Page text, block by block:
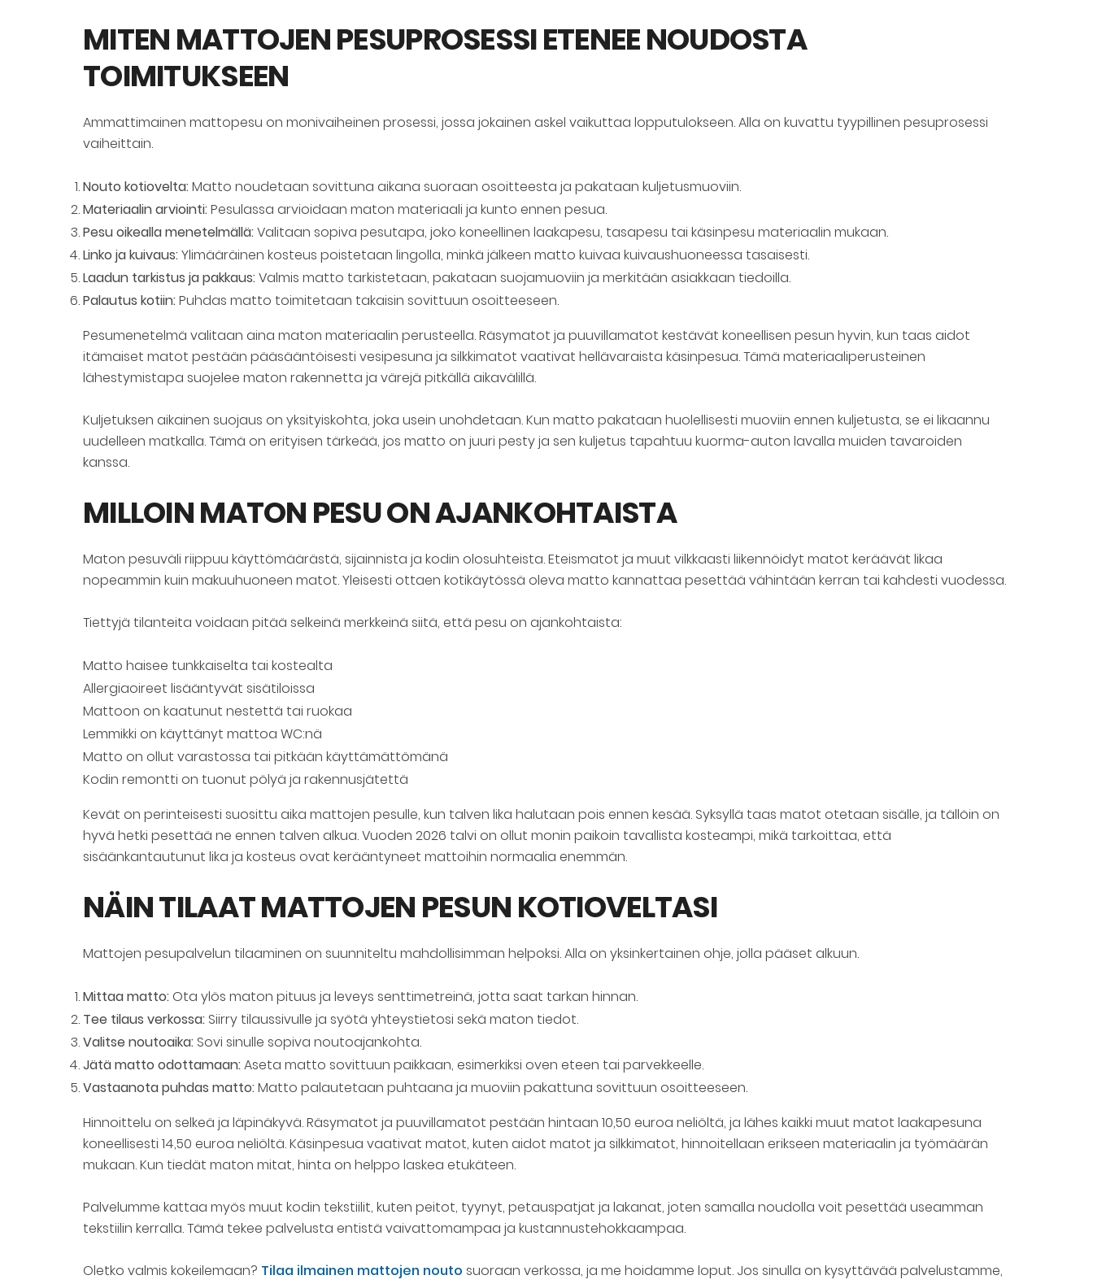
MITEN MATTOJEN PESUPROSESSI ETENEE NOUDOSTA
TOIMITUKSEEN
Ammattimainen mattopesu on monivaiheinen prosessi, jossa jokainen askel vaikuttaa lopputulokseen. Alla on kuvattu tyypillinen pesuprosessi
vaiheittain.
Nouto kotiovelta:Matto noudetaan sovittuna aikana suoraan osoitteesta ja pakataan kuljetusmuoviin.
Materiaalin arviointi:Pesulassa arvioidaan maton materiaali ja kunto ennen pesua.
Pesu oikealla menetelmällä:Valitaan sopiva pesutapa, joko koneellinen laakapesu, tasapesu tai käsinpesu materiaalin mukaan.
Linko ja kuivaus:Ylimääräinen kosteus poistetaan lingolla, minkä jälkeen matto kuivaa kuivaushuoneessa tasaisesti.
Laadun tarkistus ja pakkaus:Valmis matto tarkistetaan, pakataan suojamuoviin ja merkitään asiakkaan tiedoilla.
Palautus kotiin:Puhdas matto toimitetaan takaisin sovittuun osoitteeseen.
Pesumenetelmä valitaan aina maton materiaalin perusteella. Räsymatot ja puuvillamatot kestävät koneellisen pesun hyvin, kun taas aidot
itämaiset matot pestään pääsääntöisesti vesipesuna ja silkkimatot vaativat hellävaraista käsinpesua. Tämä materiaaliperusteinen
lähestymistapa suojelee maton rakennetta ja värejä pitkällä aikavälillä.
Kuljetuksen aikainen suojaus on yksityiskohta, joka usein unohdetaan. Kun matto pakataan huolellisesti muoviin ennen kuljetusta, se ei likaannu
uudelleen matkalla. Tämä on erityisen tärkeää, jos matto on juuri pesty ja sen kuljetus tapahtuu kuorma-auton lavalla muiden tavaroiden
kanssa.
MILLOIN MATON PESU ON AJANKOHTAISTA
Maton pesuväli riippuu käyttömäärästä, sijainnista ja kodin olosuhteista. Eteismatot ja muut vilkkaasti liikennöidyt matot keräävät likaa
nopeammin kuin makuuhuoneen matot. Yleisesti ottaen kotikäytössä oleva matto kannattaa pesettää vähintään kerran tai kahdesti vuodessa.
Tiettyjä tilanteita voidaan pitää selkeinä merkkeinä siitä, että pesu on ajankohtaista:
Matto haisee tunkkaiselta tai kostealta
Allergiaoireet lisääntyvät sisätiloissa
Mattoon on kaatunut nestettä tai ruokaa
Lemmikki on käyttänyt mattoa WC:nä
Matto on ollut varastossa tai pitkään käyttämättömänä
Kodin remontti on tuonut pölyä ja rakennusjätettä
Kevät on perinteisesti suosittu aika mattojen pesulle, kun talven lika halutaan pois ennen kesää. Syksyllä taas matot otetaan sisälle, ja tällöin on
hyvä hetki pesettää ne ennen talven alkua. Vuoden 2026 talvi on ollut monin paikoin tavallista kosteampi, mikä tarkoittaa, että
sisäänkantautunut lika ja kosteus ovat kerääntyneet mattoihin normaalia enemmän.
NÄIN TILAAT MATTOJEN PESUN KOTIOVELTASI
Mattojen pesupalvelun tilaaminen on suunniteltu mahdollisimman helpoksi. Alla on yksinkertainen ohje, jolla pääset alkuun.
Mittaa matto:Ota ylös maton pituus ja leveys senttimetreinä, jotta saat tarkan hinnan.
Tee tilaus verkossa: Siirry tilaussivulle ja syötä yhteystietosi sekä maton tiedot.
Valitse noutoaika: Sovi sinulle sopiva noutoajankohta.
Jätä matto odottamaan:Aseta matto sovittuun paikkaan, esimerkiksi oven eteen tai parvekkeelle.
Vastaanota puhdas matto:Matto palautetaan puhtaana ja muoviin pakattuna sovittuun osoitteeseen.
Hinnoittelu on selkeä ja läpinäkyvä. Räsymatot ja puuvillamatot pestään hintaan 10,50 euroa neliöltä, ja lähes kaikki muut matot laakapesuna
koneellisesti 14,50 euroa neliöltä. Käsinpesua vaativat matot, kuten aidot matot ja silkkimatot, hinnoitellaan erikseen materiaalin ja työmäärän
mukaan. Kun tiedät maton mitat, hinta on helppo laskea etukäteen.
Palvelumme kattaa myös muut kodin tekstiilit, kuten peitot, tyynyt, petauspatjat ja lakanat, joten samalla noudolla voit pesettää useamman
tekstiilin kerralla. Tämä tekee palvelusta entistä vaivattomampaa ja kustannustehokkaampaa.
Oletko valmis kokeilemaan? Tilaa ilmainen mattojen nouto suoraan verkossa, ja me hoidamme loput. Jos sinulla on kysyttävää palvelustamme,